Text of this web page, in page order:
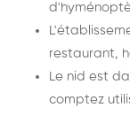
restaurant,
Le nid est
comptez